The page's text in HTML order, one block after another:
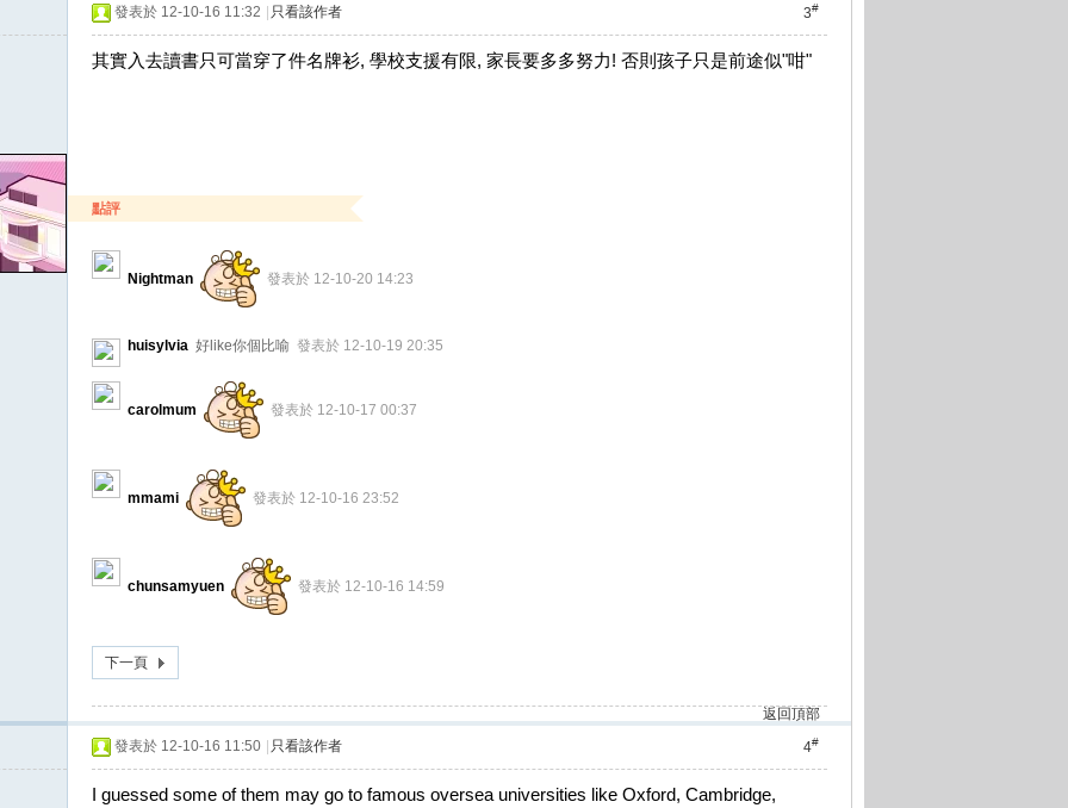
3#
發表於 12-10-16 11:32 只看該作者
其實入去讀書只可當穿了件名牌衫, 學校支援有限, 家長要多多努力! 否則孩子只是前途似"咁"
點評
Nightman 發表於 12-10-20 14:23
huisylvia 好like你個比喻 發表於 12-10-19 20:35
carolmum 發表於 12-10-17 00:37
mmami 發表於 12-10-16 23:52
chunsamyuen 發表於 12-10-16 14:59
下一頁
返回頂部
4#
發表於 12-10-16 11:50 只看該作者
I guessed some of them may go to famous oversea universities like Oxford, Cambridge,